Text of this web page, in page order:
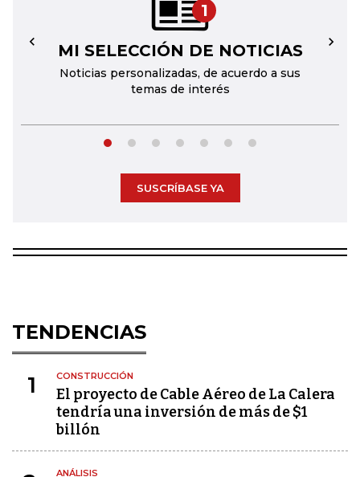
1
MI SELECCIÓN DE NOTICIAS
Noticias personalizadas, de acuerdo a sus
temas de interés
← →
SUSCRÍBASE YA
TENDENCIAS
1 CONSTRUCCIÓN
El proyecto de Cable Aéreo de La Calera
tendría una inversión de más de $1
billón
ANÁLISIS